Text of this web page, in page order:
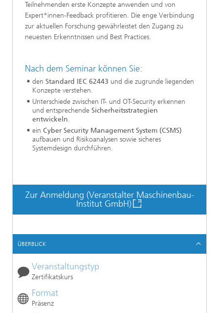
Teilnehmenden erste Konzepte anwenden und von
Expert*innen-Feedback profitieren. Die enge Verbindung
zur aktuellen Forschung gewährleistet den Zugang zu
neuesten Erkenntnissen und Best Practices.
Nach dem Seminar können Sie:
den Standard IEC 62443 und die zugrunde liegenden
Konzepte verstehen.
Unterschiede zwischen IT- und OT-Security erkennen
und entsprechende Sicherheitsstrategien
entwickeln.
ein Cyber Security Management System (CSMS)
aufbauen und Risikoanalysen sowie sicheres
Systemdesign durchführen.
Zur Anmeldung (Veranstalter Maschinenbau-
Institut GmbH)
ÜBERBLICK
Veranstaltungstyp
Zertifikatskurs
Format
Präsenz